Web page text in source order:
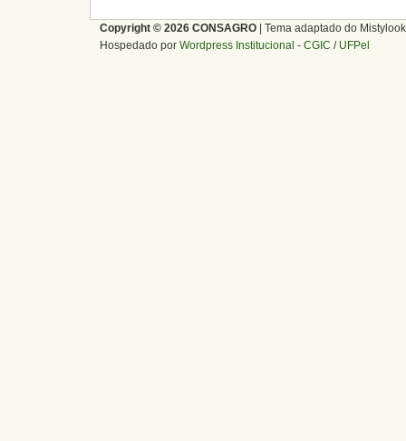
Copyright © 2026 CONSAGRO | Tema adaptado do
Hospedado por Wordpress Institucional - CGIC / UFPel